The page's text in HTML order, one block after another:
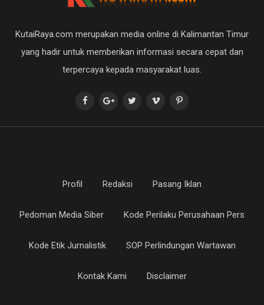
KutaiRaya.com merupakan media online di Kalimantan Timur
yang hadir untuk memberikan informasi secara cepat dan
terpercaya kepada masyarakat luas.
Profil Redaksi Pasang Iklan
Pedoman Media Siber Kode Perilaku Perusahaan Pers
Kode Etik Jurnalistik SOP Perlindungan Wartawan
Kontak Kami Disclaimer